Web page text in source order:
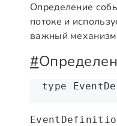
Определение
потоке и
важный механизм
#
type